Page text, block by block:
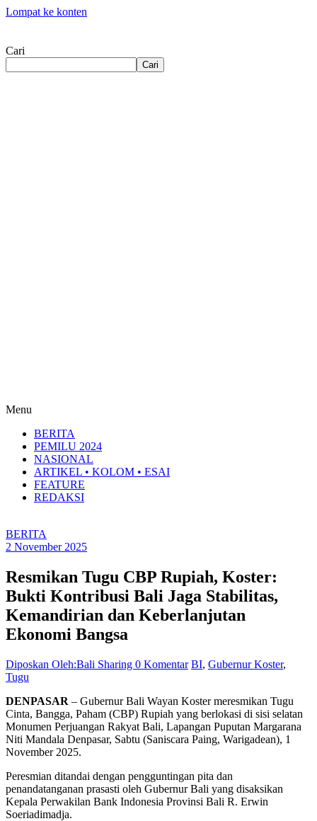
Lompat ke konten
Cari
Cari
Menu
BERITA
PEMILU 2024
NASIONAL
ARTIKEL • KOLOM • ESAI
FEATURE
REDAKSI
BERITA
2 November 2025
Resmikan Tugu CBP Rupiah, Koster:
Bukti Kontribusi Bali Jaga Stabilitas,
Kemandirian dan Keberlanjutan
Ekonomi Bangsa
Diposkan Oleh:Bali Sharing 0 Komentar BI, Gubernur Koster,
Tugu
DENPASAR – Gubernur Bali Wayan Koster meresmikan Tugu
Cinta, Bangga, Paham (CBP) Rupiah yang berlokasi di sisi selatan
Monumen Perjuangan Rakyat Bali, Lapangan Puputan Margarana
Niti Mandala Denpasar, Sabtu (Saniscara Paing, Warigadean), 1
November 2025.
Peresmian ditandai dengan pengguntingan pita dan
penandatanganan prasasti oleh Gubernur Bali yang disaksikan
Kepala Perwakilan Bank Indonesia Provinsi Bali R. Erwin
Soeriadimadja.